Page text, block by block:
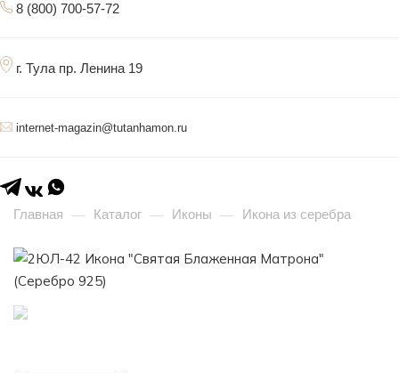
8 (800) 700-57-72
г. Тула пр. Ленина 19
internet-magazin@tutanhamon.ru
Главная — Каталог — Иконы — Икона из серебра